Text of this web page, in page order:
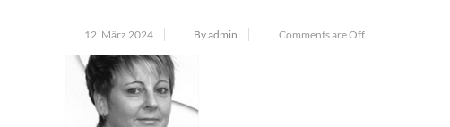
12. März 2024 By admin Comments are Off